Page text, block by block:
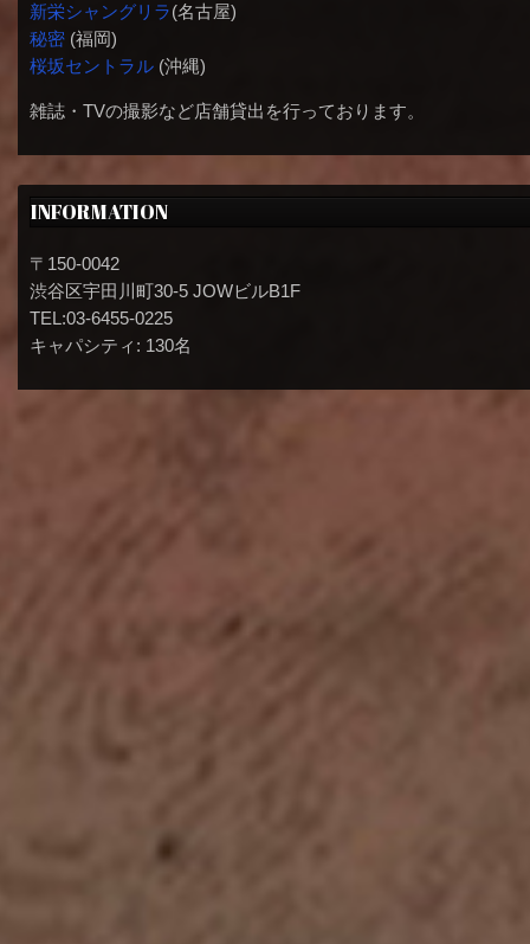
新栄シャングリラ(名古屋)
秘密(福岡)
桜坂セントラル(沖縄)
雑誌・TVの撮影など店舗貸出を行っております。
INFORMATION
〒150-0042
渋谷区宇田川町30-5 JOWビルB1F
TEL:03-6455-0225
キャパシティ: 130名